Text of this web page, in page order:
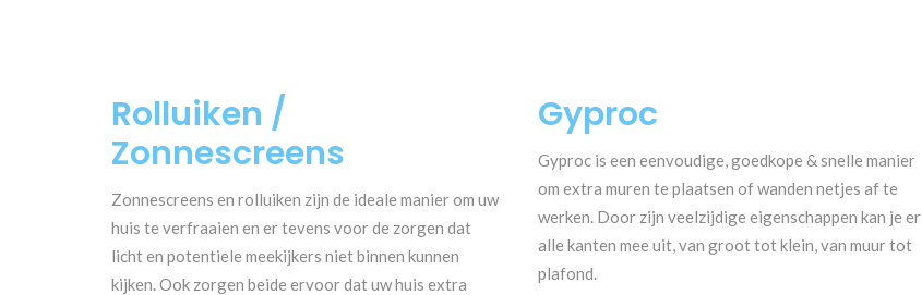
Rolluiken /
Zonnescreens
Zonnescreens en rolluiken zijn de ideale manier om uw
huis te verfraaien en er tevens voor de zorgen dat
licht en potentiele meekijkers niet binnen kunnen
kijken. Ook zorgen beide ervoor dat uw huis extra
Gyproc
Gyproc is een eenvoudige, goedkope & snelle manier
om extra muren te plaatsen of wanden netjes af te
werken. Door zijn veelzijdige eigenschappen kan je er
alle kanten mee uit, van groot tot klein, van muur tot
plafond.